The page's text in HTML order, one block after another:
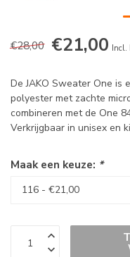
€28,00 €21,00 Incl.
De JAKO Sweater One is
polyester met zachte
combineren met de One
Verkrijgbaar in unisex en
Maak een keuze: *